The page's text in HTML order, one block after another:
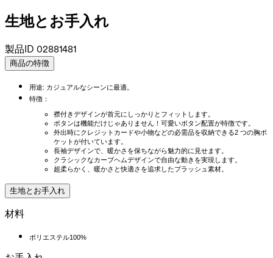
生地とお手入れ
製品ID 02881481
商品の特徴
用途: カジュアルなシーンに最適。
特徴：
襟付きデザインが首元にしっかりとフィットします。
ボタンは機能だけじゃありません！可愛いボタン配置が特徴です。
外出時にクレジットカードや小物などの必需品を収納できる2 つの胸ポ
ケットが付いています。
長袖デザインで、暖かさを保ちながら魅力的に見せます。
クラシックなカーブヘムデザインで自由な動きを実現します。
超柔らかく、暖かさと快適さを追求したプラッシュ素材。
生地とお手入れ
材料
ポリエステル100%